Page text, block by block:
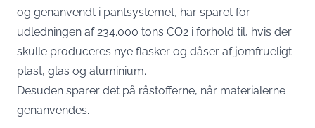
og genanvendt i pantsystemet, har sparet for
udledningen af 234.000 tons CO2 i forhold til, hvis der
skulle produceres nye flasker og dåser af jomfrueligt
plast, glas og aluminium.
Desuden sparer det på råstofferne, når materialerne
genanvendes.